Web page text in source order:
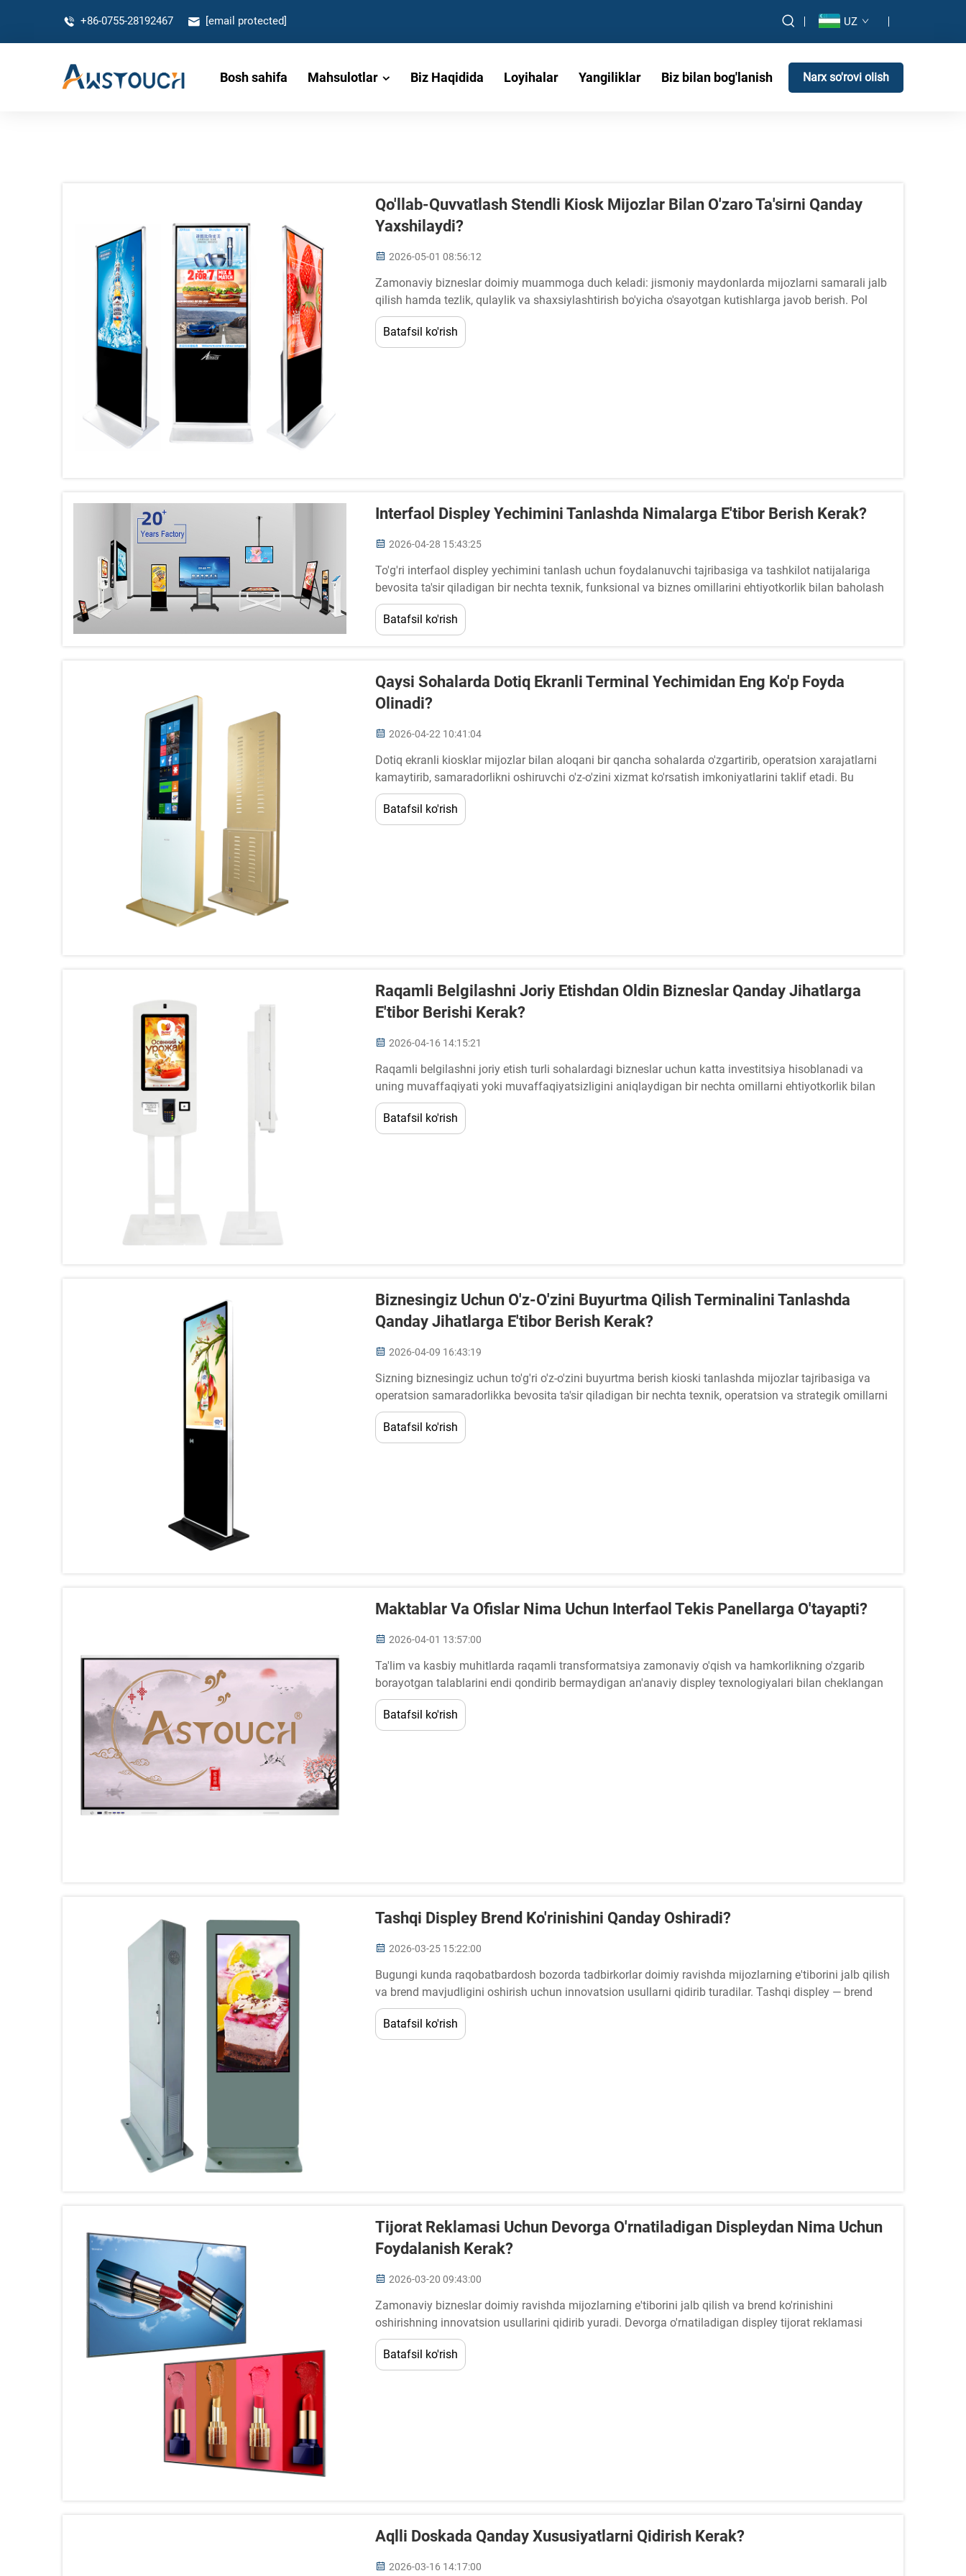
+86-0755-28192467 [email protected] UZ
Bosh sahifa Mahsulotlar Biz Haqidida Loyihalar Yangiliklar Biz bilan bog'lanish Narx so'rovi olish
Qo'llab-Quvvatlash Stendli Kiosk Mijozlar Bilan O'zaro Ta'sirni Qanday
Yaxshilaydi?
2026-05-01 08:56:12
Zamonaviy bizneslar doimiy muammoga duch keladi: jismoniy maydonlarda mijozlarni samarali jalb
qilish hamda tezlik, qulaylik va shaxsiylashtirish bo'yicha o'sayotgan kutishlarga javob berish. Pol
ustida o'rnatiladigan kiosk — bu jismoniy fazoda mijozlar bilan aloqani tubdan o'zgartiruvchi quvvatli
yechim sifatida paydo bo'ldi...
Batafsil ko'rish
Interfaol Displey Yechimini Tanlashda Nimalarga E'tibor Berish Kerak?
2026-04-28 15:43:25
To'g'ri interfaol displey yechimini tanlash uchun foydalanuvchi tajribasiga va tashkilot natijalariga
bevosita ta'sir qiladigan bir nechta texnik, funksional va biznes omillarini ehtiyotkorlik bilan baholash
talab etiladi. Zamonaviy ish joylari, ta'lim muassasalari va hamkorlik muhitlari...
Batafsil ko'rish
Qaysi Sohalarda Dotiq Ekranli Terminal Yechimidan Eng Ko'p Foyda
Olinadi?
2026-04-22 10:41:04
Dotiq ekranli kiosklar mijozlar bilan aloqani bir qancha sohalarda o'zgartirib, operatsion xarajatlarni
kamaytirib, samaradorlikni oshiruvchi o'z-o'zini xizmat ko'rsatish imkoniyatlarini taklif etadi. Bu
interaktiv terminallar 24/7 foydalana olish imkoniyatini ta'minlaydi...
Batafsil ko'rish
Raqamli Belgilashni Joriy Etishdan Oldin Bizneslar Qanday Jihatlarga
E'tibor Berishi Kerak?
2026-04-16 14:15:21
Raqamli belgilashni joriy etish turli sohalardagi bizneslar uchun katta investitsiya hisoblanadi va
uning muvaffaqiyati yoki muvaffaqiyatsizligini aniqlaydigan bir nechta omillarni ehtiyotkorlik bilan
baholashni talab qiladi. Raqamli belgilashni joriy etishga resurslar ajratishdan oldin tashkilotlar...
Batafsil ko'rish
Biznesingiz Uchun O'z-O'zini Buyurtma Qilish Terminalini Tanlashda
Qanday Jihatlarga E'tibor Berish Kerak?
2026-04-09 16:43:19
Sizning biznesingiz uchun to'g'ri o'z-o'zini buyurtma berish kioski tanlashda mijozlar tajribasiga va
operatsion samaradorlikka bevosita ta'sir qiladigan bir nechta texnik, operatsion va strategik omillarni
ehtiyotkorlik bilan baholash talab qilinadi. Qaror qabul qilishda qattiq...
Batafsil ko'rish
Maktablar Va Ofislar Nima Uchun Interfaol Tekis Panellarga O'tayapti?
2026-04-01 13:57:00
Ta'lim va kasbiy muhitlarda raqamli transformatsiya zamonaviy o'qish va hamkorlikning o'zgarib
borayotgan talablarini endi qondirib bermaydigan an'anaviy displey texnologiyalari bilan cheklangan
ahamiyatli bosqichga yetdi. Interfaol tekis panellar...
Batafsil ko'rish
Tashqi Displey Brend Ko'rinishini Qanday Oshiradi?
2026-03-25 15:22:00
Bugungi kunda raqobatbardosh bozorda tadbirkorlar doimiy ravishda mijozlarning e'tiborini jalb qilish
va brend mavjudligini oshirish uchun innovatsion usullarni qidirib turadilar. Tashqi displey — brend
ko'rinishini maksimal darajada oshirish uchun eng quvvatli vositalardan biridir, ...
Batafsil ko'rish
Tijorat Reklamasi Uchun Devorga O'rnatiladigan Displeydan Nima Uchun
Foydalanish Kerak?
2026-03-20 09:43:00
Zamonaviy bizneslar doimiy ravishda mijozlarning e'tiborini jalb qilish va brend ko'rinishini
oshirishning innovatsion usullarini qidirib yuradi. Devorga o'rnatiladigan displey tijorat reklamasi
uchun eng samarali yechimlardan biri sifatida paydo bo'ldi va beqiyos moslashuvchanlik, yuqori
sifatli tasvir va foydalilikni taklif etadi...
Batafsil ko'rish
Aqlli Doskada Qanday Xususiyatlarni Qidirish Kerak?
2026-03-16 14:17:00